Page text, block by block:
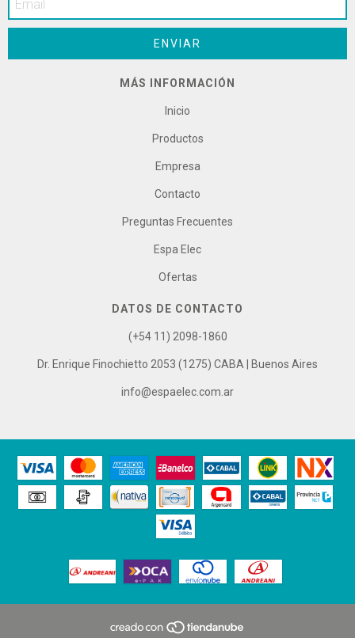
MÁS INFORMACIÓN
Inicio
Productos
Empresa
Contacto
Preguntas Frecuentes
Espa Elec
Ofertas
DATOS DE CONTACTO
(+54 11) 2098-1860
Dr. Enrique Finochietto 2053 (1275) CABA | Buenos Aires
info@espaelec.com.ar